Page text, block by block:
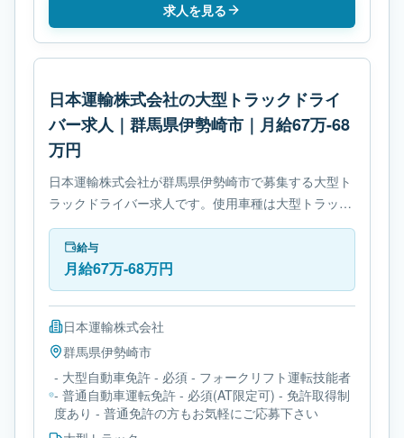
求人を見る
日本運輸株式会社の大型トラックドライ
バー求人｜群馬県伊勢崎市｜月給67万-68
万円
日本運輸株式会社が群馬県伊勢崎市で募集する大型ト
ラックドライバー求人です。使用車種は大型トラック
です。勤務時間は- 変形労働時間制です。必要免許は-
大型自動車免許です。
給与
月給67万-68万円
日本運輸株式会社
群馬県伊勢崎市
- 大型自動車免許 - 必須 - フォークリフト運転技能者
- 普通自動車運転免許 - 必須(AT限定可) - 免許取得制
度あり - 普通免許の方もお気軽にご応募下さい